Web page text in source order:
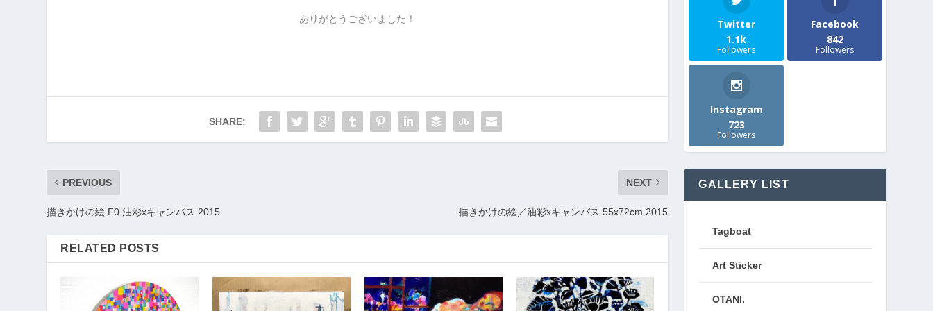
ありがとうございました！
SHARE:
PREVIOUS
描きかけの絵 F0 油彩xキャンバス 2015
NEXT
描きかけの絵／油彩xキャンバス 55x72cm 2015
RELATED POSTS
Twitter
1.1k
Followers
Facebook
842
Followers
Instagram
723
Followers
GALLERY LIST
Tagboat
Art Sticker
OTANI.